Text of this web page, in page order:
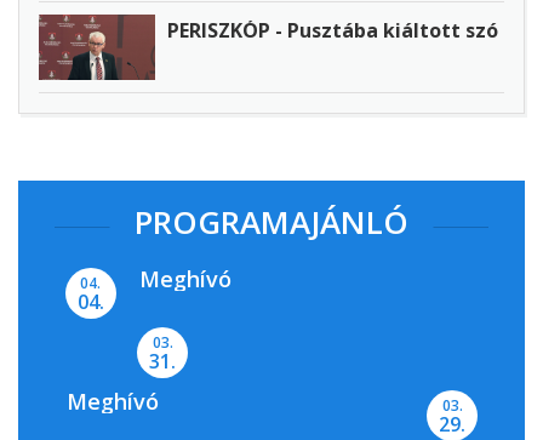
PERISZKÓP - Pusztába kiáltott szó
PROGRAMAJÁNLÓ
04.
04.
Meghívó
03.
31.
Meghívó 03.
29.